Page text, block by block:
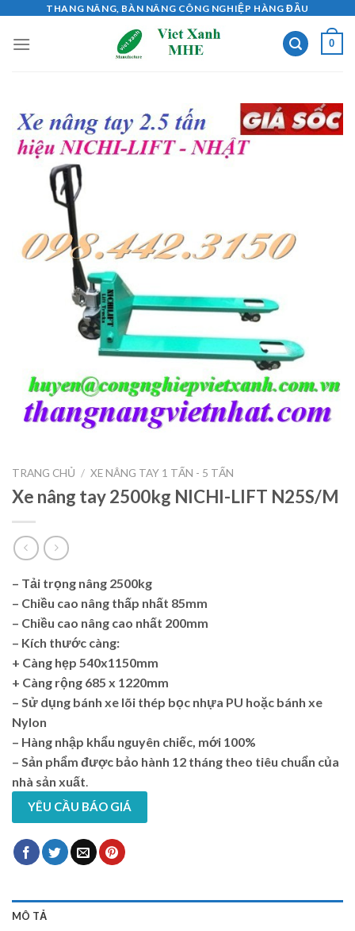
content
THANG NÂNG, BÀN NÂNG CÔNG NGHIỆP HÀNG ĐẦU
0
TRANG CHỦ / XE NÂNG TAY 1 TẤN - 5 TẤN
Xe nâng tay 2500kg NICHI-LIFT N25S/M
– Tải trọng nâng 2500kg
– Chiều cao nâng thấp nhất 85mm
– Chiều cao nâng cao nhất 200mm
– Kích thước càng:
+ Càng hẹp 540x1150mm
+ Càng rộng 685 x 1220mm
– Sử dụng bánh xe lõi thép bọc nhựa PU hoặc bánh xe
Nylon
– Hàng nhập khẩu nguyên chiếc, mới 100%
– Sản phẩm được bảo hành 12 tháng theo tiêu chuẩn của
nhà sản xuất.
YÊU CẦU BÁO GIÁ
MÔ TẢ